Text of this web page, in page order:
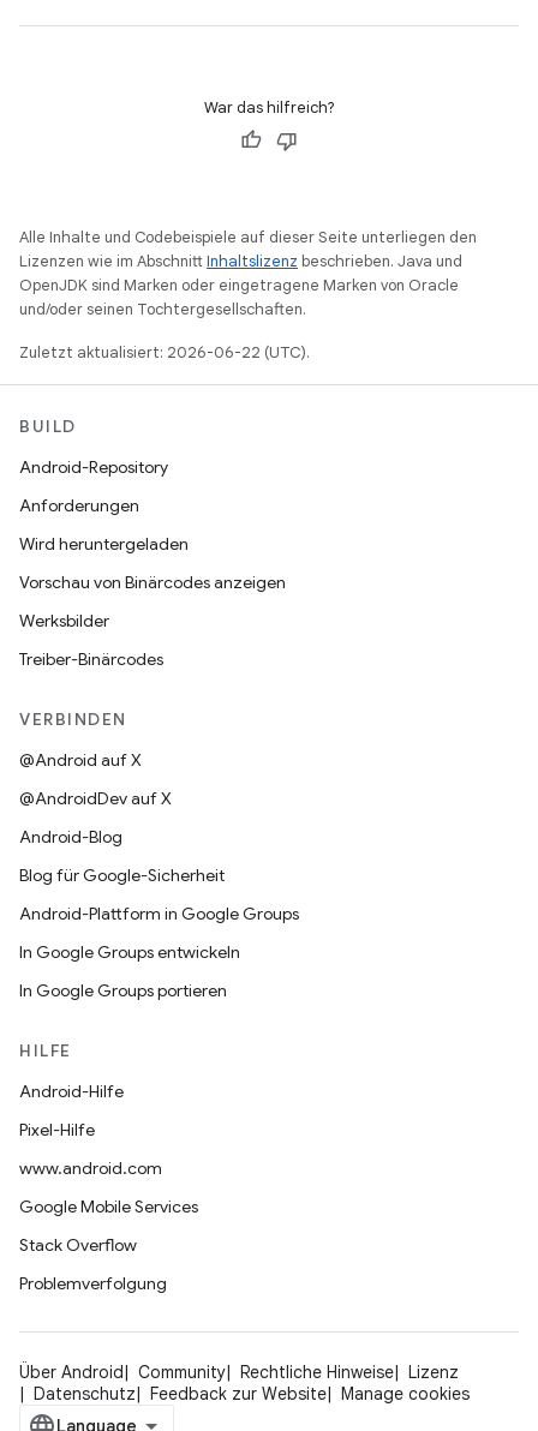
War das hilfreich?
Alle Inhalte und Codebeispiele auf dieser Seite unterliegen den
Lizenzen wie im AbschnittInhaltslizenz beschrieben. Java und
OpenJDK sind Marken oder eingetragene Marken von Oracle
und/oder seinen Tochtergesellschaften.
Zuletzt aktualisiert: 2026-06-22 (UTC).
BUILD
Android-Repository
Anforderungen
Wird heruntergeladen
Vorschau von Binärcodes anzeigen
Werksbilder
Treiber-Binärcodes
VERBINDEN
@Android auf X
@AndroidDev auf X
Android-Blog
Blog für Google-Sicherheit
Android-Plattform in Google Groups
In Google Groups entwickeln
In Google Groups portieren
HILFE
Android-Hilfe
Pixel-Hilfe
www.android.com
Google Mobile Services
Stack Overflow
Problemverfolgung
Über Android Community Rechtliche Hinweise
Lizenz
Datenschutz
Feedback zur Website Manage cookies